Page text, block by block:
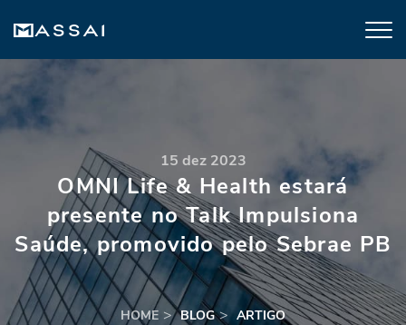
15 dez 2023
OMNI Life & Health estará
presente no Talk Impulsiona
Saúde, promovido pelo Sebrae PB
HOME BLOG ARTIGO